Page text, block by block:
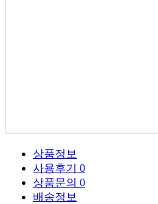
상품정보
사용후기 0
상품문의 0
배송정보